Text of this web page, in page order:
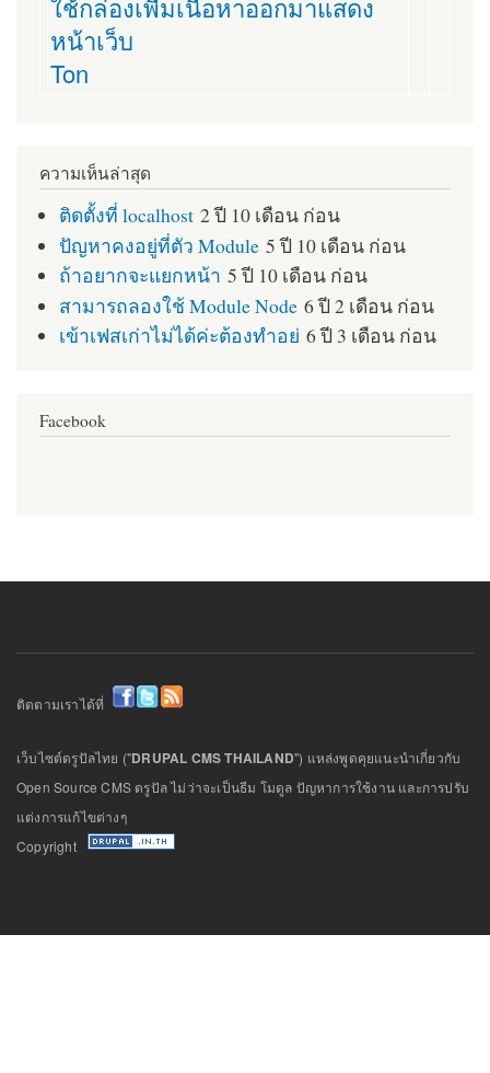
ใช้กล่องเพื่มเนื้อหาออกมาแสดง
หน้าเว็บ
Ton
ความเห็นล่าสุด
ติดตั้งที่ localhost 2 ปี 10 เดือน ก่อน
ปัญหาคงอยู่ที่ตัว Module 5 ปี 10 เดือน ก่อน
ถ้าอยากจะแยกหน้า 5 ปี 10 เดือน ก่อน
สามารถลองใช้ Module Node 6 ปี 2 เดือน ก่อน
เข้าเฟสเก่าไม่ได้ค่ะต้องทำอย่ 6 ปี 3 เดือน ก่อน
Facebook
ติดตามเราได้ที่
เว็บไซต์ดรูปัลไทย ("DRUPAL CMS THAILAND") แหล่งพูดคุยแนะนำเกี่ยวกับ
Open Source CMS ดรูปัล ไม่ว่าจะเป็นธีม โมดูล ปัญหาการใช้งาน และการปรับ
แต่งการแก้ไขต่างๆ
Copyright